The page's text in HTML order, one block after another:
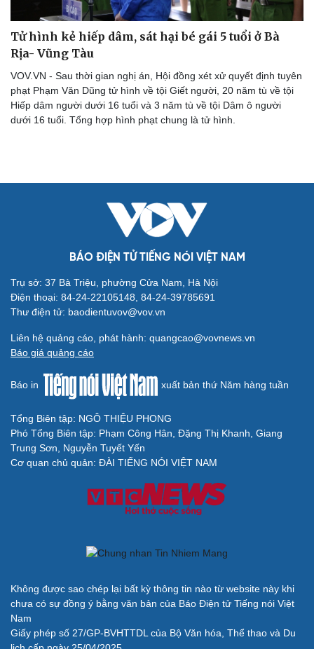
Cửa sổ tình yêu
Hạt giống tâm hồn
Cải chính
Tử hình kẻ hiếp dâm, sát hại bé gái 5 tuổi ở Bà
Rịa- Vũng Tàu
VOV.VN - Sau thời gian nghị án, Hội đồng xét xử quyết định tuyên
phạt Phạm Văn Dũng tử hình về tội Giết người, 20 năm tù về tội
Hiếp dâm người dưới 16 tuổi và 3 năm tù về tội Dâm ô người
dưới 16 tuổi. Tổng hợp hình phạt chung là tử hình.
BÁO ĐIỆN TỬ TIẾNG NÓI VIỆT NAM
Trụ sở: 37 Bà Triệu, phường Cửa Nam, Hà Nội
Điện thoại: 84-24-22105148, 84-24-39785691
Thư điện tử: baodientuvov@vov.vn
Liên hệ quảng cáo, phát hành: quangcao@vovnews.vn
Báo giá quảng cáo
Báo in xuất bản thứ Năm hàng tuần
Tổng Biên tập: NGÔ THIỆU PHONG
Phó Tổng Biên tập: Phạm Công Hân, Đặng Thị Khanh, Giang
Trung Sơn, Nguyễn Tuyết Yến
Cơ quan chủ quản: ĐÀI TIẾNG NÓI VIỆT NAM
Không được sao chép lại bất kỳ thông tin nào từ website này khi
chưa có sự đồng ý bằng văn bản của Báo Điện tử Tiếng nói Việt
Nam
Giấy phép số 27/GP-BVHTTDL của Bộ Văn hóa, Thể thao và Du